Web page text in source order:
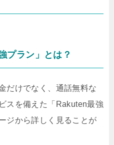
プラン」とは？
だけでなく、通話無料な
スを備えた「Rakuten最強
ジから詳しく見ることが